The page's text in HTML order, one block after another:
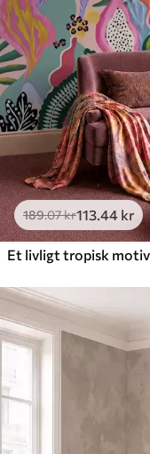
189.07kr113.44 kr